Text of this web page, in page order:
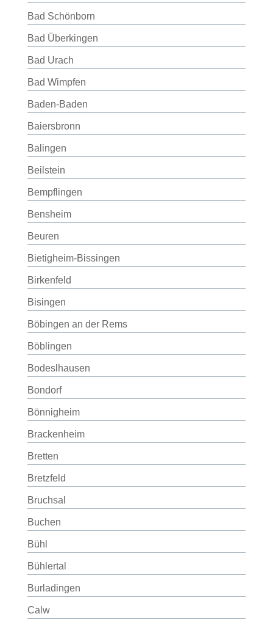
Bad Schönborn
Bad Überkingen
Bad Urach
Bad Wimpfen
Baden-Baden
Baiersbronn
Balingen
Beilstein
Bempflingen
Bensheim
Beuren
Bietigheim-Bissingen
Birkenfeld
Bisingen
Böbingen an der Rems
Böblingen
Bodeslhausen
Bondorf
Bönnigheim
Brackenheim
Bretten
Bretzfeld
Bruchsal
Buchen
Bühl
Bühlertal
Burladingen
Calw